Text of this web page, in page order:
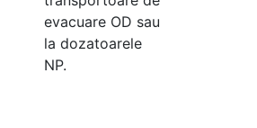
evacuare OD sau
la dozatoarele
NP.